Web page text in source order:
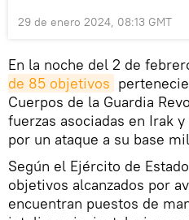
29 de enero 2024, 08:13 GMT
En la noche del 2 de
de 85 objetivos
Cuerpos de la Guardia
fuerzas asociadas en Irak
por un ataque a su base
Según el Ejército de
objetivos alcanzados por
encuentran puestos de